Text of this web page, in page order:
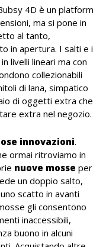
4D è un platform
ma si pone in
al tanto,
in apertura. I salti e i
livelli lineari ma con
collezionabili
di lana, simpatico
di oggetti extra che
extra nel negozio.
innovazioni.
ormai ritroviamo in
nuove mosse per
un doppio salto,
scatto in avanti
gli consentono
inaccessibili,
buono in alcuni